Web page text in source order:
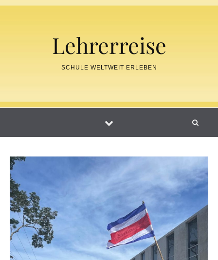
Skip to content
Lehrerreise
SCHULE WELTWEIT ERLEBEN